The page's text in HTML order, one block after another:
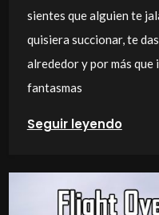
sientes que alguien te
quisiera succionar, te
alrededor y por más
fantasmas
Seguir leyendo